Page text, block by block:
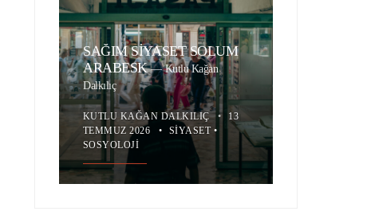
SAĞIM SİYASET SOLUM
ARABESK—Kutlu Kağan
Dalkılıç
KUTLU KAĞAN DALKILIÇ •
13
TEMMUZ 2026
• SIYASET•
SOSYOLOJI